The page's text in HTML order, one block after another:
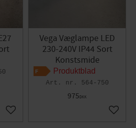
Gem som favorit
Vega Væglampe LED
230-240V IP44 Sort
Konstsmide
Produktblad
564-750
975DKK
Gem